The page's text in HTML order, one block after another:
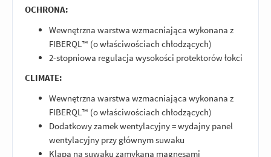
OCHRONA:
Wewnętrzna warstwa wzmacniająca wykonana z
FIBERQL™ (o właściwościach chłodzących)
2-stopniowa regulacja wysokości protektorów łokci
CLIMATE:
Wewnętrzna warstwa wzmacniająca wykonana z
FIBERQL™ (o właściwościach chłodzących)
Dodatkowy zamek wentylacyjny = wydajny panel
wentylacyjny przy głównym suwaku
Klapa na suwaku zamykana magnesami